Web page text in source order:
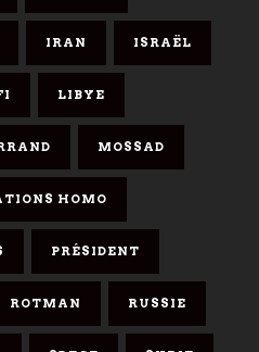
IRAN ISRAËL
LIBYE
MOSSAD
HOMO
PRÉSIDENT
ROTMAN RUSSIE